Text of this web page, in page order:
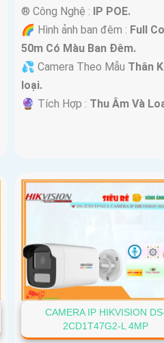
®️ Công Nghệ : IP POE.
🌈 Hình ảnh ban đêm : Full
50m Có Màu Ban Ðêm.
💦 Camera Theo Mẫu Thân
loại.
️🔮 Tích Hợp : Thu Âm Và
CAMERA IP HIKVISION
2CD1T47G2-L 4MP